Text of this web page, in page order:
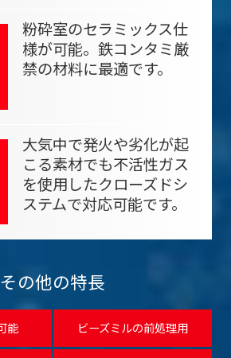
粉砕室のセラミックス仕
様が可能。鉄コンタミ厳
禁の材料に最適です。
大気中で発火や劣化が起
こる素材でも不活性ガス
を使用したクローズドシ
ステムで対応可能です。
その他の特長
能 ビーズミルの前処理用